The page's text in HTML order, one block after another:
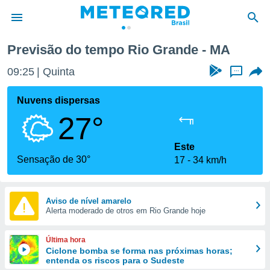
da
fornecidas
a este
das
e
forma
digital
Previsão do tempo Rio Grande - MA
09:25 Quinta ...
Nuvens dispersas
27°
Sensação de 30°
Este
17
34 km/h
Aviso de nível amarelo
Alerta moderado de otros em Rio Grande hoje
Última hora
Ciclone bomba se forma nas próximas horas;
entenda os riscos para o Sudeste